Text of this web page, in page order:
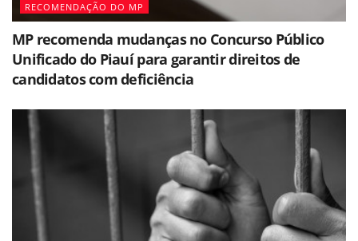
RECOMENDAÇÃO DO MP
MP recomenda mudanças no Concurso Público
Unificado do Piauí para garantir direitos de
candidatos com deficiência